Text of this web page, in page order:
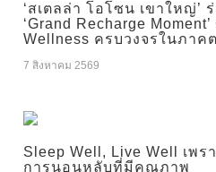
‘สเตลล่า โอโซน เขาใหญ่
‘Grand Recharge
Wellness ครบวงจรในภาค
7 สิงหาคม 2569
Sleep Well, Live Well เพ
การนอนหลับที่มีคุณภาพ